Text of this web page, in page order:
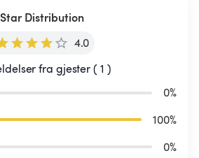
Star Distribution
4.0
fra gjester ( 1 )
0%
100%
0%